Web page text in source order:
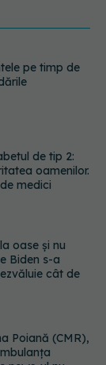
de tip 2:
oamenilor.
medici
oase și nu
Biden s-a
cât de
Poiană (CMR),
news-ul nu
ar putea
vârsta de 50